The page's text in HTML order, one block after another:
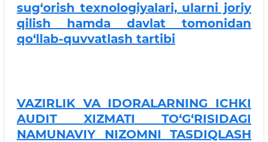
sug‘orish texnologiyalari, ularni joriy
qilish hamda davlat tomonidan
qo‘llab-quvvatlash tartibi
VAZIRLIK VA IDORALARNING ICHKI
AUDIT XIZMATI TO‘G‘RISIDAGI
NAMUNAVIY NIZOMNI TASDIQLASH